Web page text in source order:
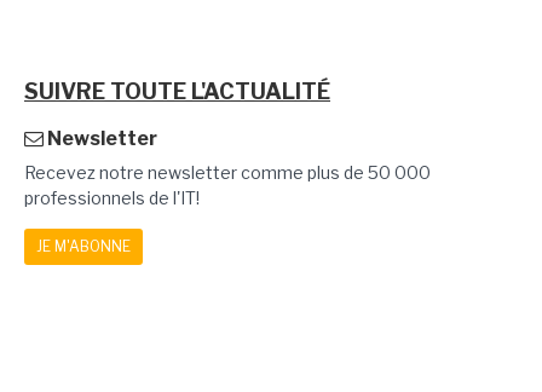
SUIVRE TOUTE L'ACTUALITÉ
Newsletter
Recevez notre newsletter comme plus de 50 000
professionnels de l'IT!
JE M'ABONNE